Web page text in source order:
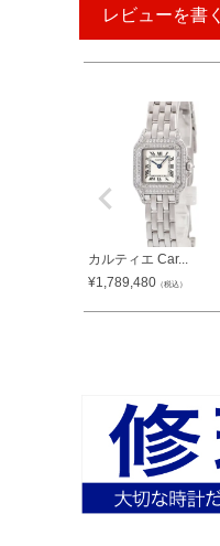
レビューを書く
カルティエ Car...
¥1,789,480 （税込）